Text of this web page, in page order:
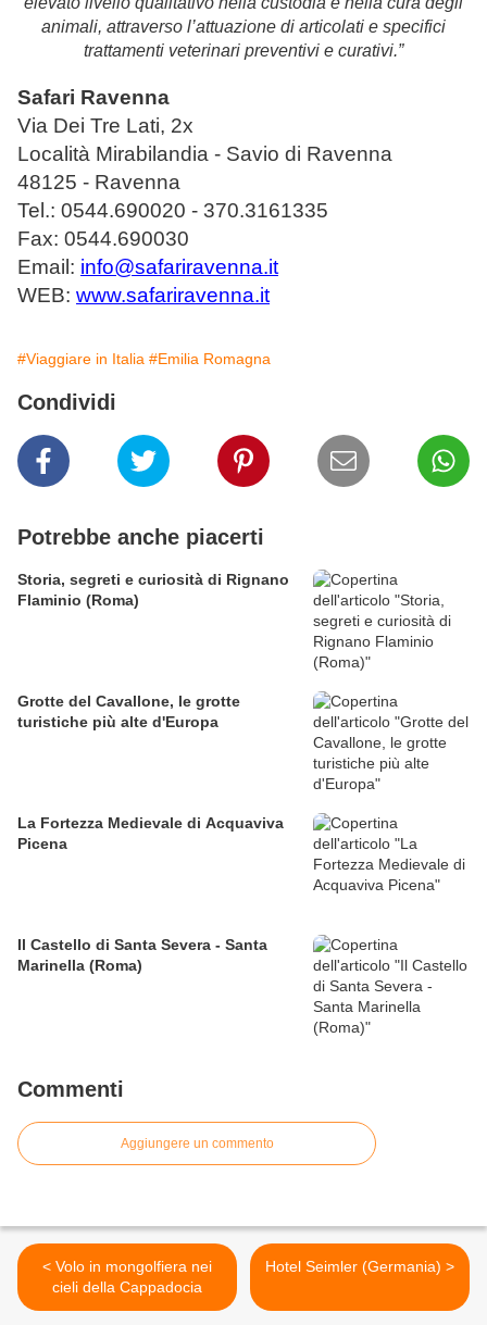
animali, attraverso l’attuazione di articolati e specifici
trattamenti veterinari preventivi e curativi.”
Safari Ravenna
Via Dei Tre Lati, 2x
Località Mirabilandia - Savio di Ravenna
48125 - Ravenna
Tel.: 0544.690020 - 370.3161335
Fax: 0544.690030
Email: info@safariravenna.it
WEB: www.safariravenna.it
#Viaggiare in Italia #Emilia Romagna
Condividi
Potrebbe anche piacerti
Storia, segreti e curiosità di Rignano
Flaminio (Roma)
Grotte del Cavallone, le grotte
turistiche più alte d'Europa
La Fortezza Medievale di Acquaviva
Picena
Il Castello di Santa Severa - Santa
Marinella (Roma)
Commenti
Aggiungere un commento
< Volo in mongolfiera nei
cieli della Cappadocia
Hotel Seimler (Germania) >